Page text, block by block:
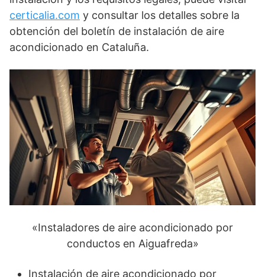
certicalia.com y consultar los detalles sobre la
obtención del boletín de instalación de aire
acondicionado en Cataluña.
«Instaladores de aire acondicionado por
conductos en Aiguafreda»
Instalación de aire acondicionado por